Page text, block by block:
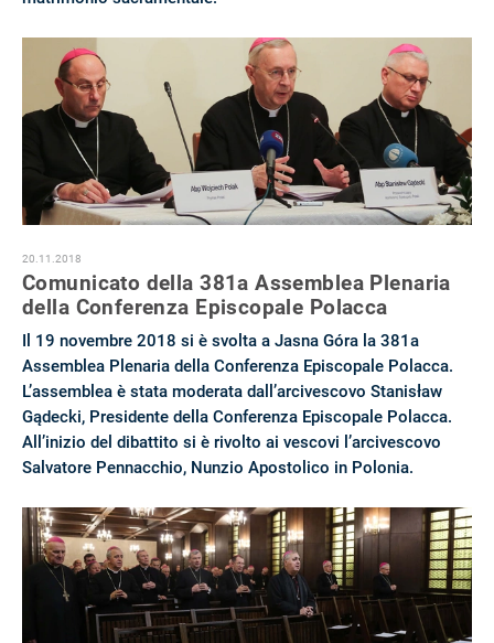
20.11.2018
Comunicato della 381a Assemblea Plenaria
della Conferenza Episcopale Polacca
Il 19 novembre 2018 si è svolta a Jasna Góra la 381a
Assemblea Plenaria della Conferenza Episcopale Polacca.
L’assemblea è stata moderata dall’arcivescovo Stanisław
Gądecki, Presidente della Conferenza Episcopale Polacca.
All’inizio del dibattito si è rivolto ai vescovi l’arcivescovo
Salvatore Pennacchio, Nunzio Apostolico in Polonia.